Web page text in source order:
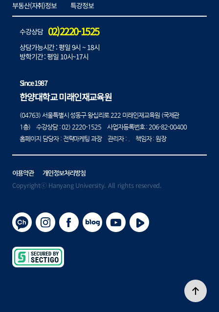
상단으로 이
부동산(자취)정보 특강정보
수강상담 02)2220-1525
상담가능시간 : 평일 9시 ~ 18시
방학기간 : 평일 10시~17시
Since 1987
한양대학교 미래인재교육원
(04763) 서울특별시 성동구 왕십리로 222 미래인재교육원 (국제관
1층) 수강상담 :02) 2220-1525사업자등록번호 : 206-82-00400
홈페이지 담당자 : 전략마케팅 과장 관리자 : . 책임자 : 원장
이용약관 개인정보처리방침
Copyrightⓒ Hanyang University. All rights reserved.
카카오채널인스타그램
페이스북블로그유튜브플레이
secured
by